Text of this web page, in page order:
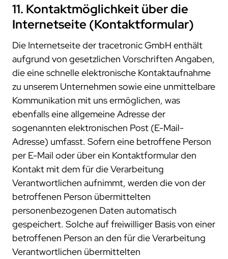
11. Kontaktmöglichkeit über die
Internetseite (Kontaktformular)
Die Internetseite der tracetronic GmbH enthält
aufgrund von gesetzlichen Vorschriften Angaben,
die eine schnelle elektronische Kontaktaufnahme
zu unserem Unternehmen sowie eine unmittelbare
Kommunikation mit uns ermöglichen, was
ebenfalls eine allgemeine Adresse der
sogenannten elektronischen Post (E-Mail-
Adresse) umfasst. Sofern eine betroffene Person
per E-Mail oder über ein Kontaktformular den
Kontakt mit dem für die Verarbeitung
Verantwortlichen aufnimmt, werden die von der
betroffenen Person übermittelten
personenbezogenen Daten automatisch
gespeichert. Solche auf freiwilliger Basis von einer
betroffenen Person an den für die Verarbeitung
Verantwortlichen übermittelten